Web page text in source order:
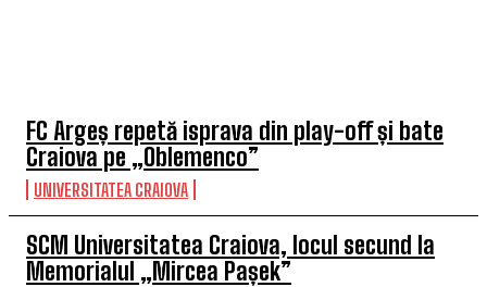
FC Argeș repetă isprava din play-off și bate
Craiova pe „Oblemenco”
UNIVERSITATEA CRAIOVA
SCM Universitatea Craiova, locul secund la
Memorialul „Mircea Pașek”